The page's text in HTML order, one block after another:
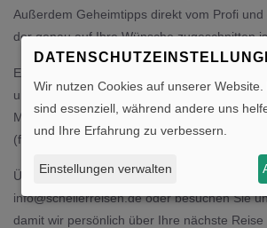
Außerdem Geheimtipps direkt vom Profi und
der genau auf Ihre Wünsche zugeschnitten
Egal ob Pauschalreisen, individuelle
und Fernziele, Kreuzfahrten, Städtereisen,
Mietwagen, Versicherungen,
(fast) nichts ist unmöglich.
Überzeugt? Rufen Sie uns an, schicken Sie
info@schellerreisen.deoder besuchen Sie
damit wir persönlich über Ihre nächste Reise
Wir nutzen Cookies auf unserer Website.
sind essenziell, während andere uns
und Ihre Erfahrung zu verbessern.
Einstellungen verwalten